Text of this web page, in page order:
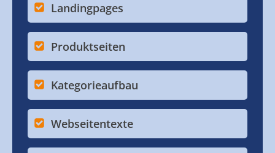
Landingpages
Produktseiten
Kategorieaufbau
Webseitentexte